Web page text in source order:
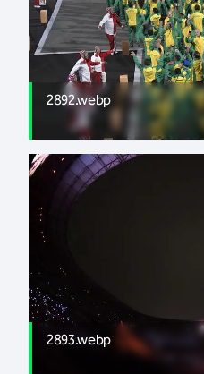
2892.webp
2893.webp